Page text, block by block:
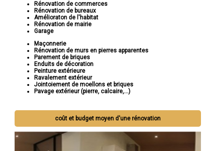
Rénovation de commerces
Rénovation de bureaux
Amélioraton de l'habitat
Rénovation de mairie
Garage
Maçonnerie
Rénovation de murs en pierres apparentes
Parement de briques
Enduits de décoration
Peinture extérieure
Ravalement extérieur
Jointoiement de moellons et briques
Pavage extérieur (pierre, calcaire,...)
coût et budget moyen d'une rénovation